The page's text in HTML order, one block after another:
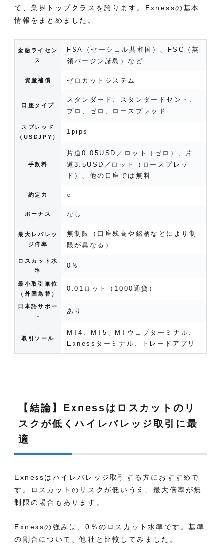
て、業界トップクラスを誇ります。 Exnessの基本
情報をまとめました 。
金融ライセン
ス
FSA（セーシェル共和国）、FSC（英
領バージン諸島）など
資産補償 ゼロカットシステム
口座タイプ
スタンダード、スタンダードセント、
プロ、ゼロ、ロースプレッド
スプレッド
（USDJPY）
1pips
手数料
片道0.05USD／ロット（ゼロ）、片
道3.5USD／ロット（ロースプレッ
ド）、他の口座では無料
約定力 ○
ボーナス なし
最大レバレッ
ジ倍率
無制限（口座残高や銘柄などにより制
限が異なる）
ロスカット水
準
0％
最小取引単位
（外国為替）
0.01ロット（1000通貨）
日本語サポー
ト
あり
取引ツール
MT4、MT5、MTウェブターミナル、
Exnessターミナル、トレードアプリ
【結論】Exnessはロスカットのリ
スクが低くハイレバレッジ取引に最
適
Exnessはハイレバレッジ取引する方におすすめで
す。ロスカットのリスクが低いうえ、最大倍率が無
制限の場合もあります。
Exnessの強みは、0％のロスカット水準です。基準
の割合について、他社と比較してみました。